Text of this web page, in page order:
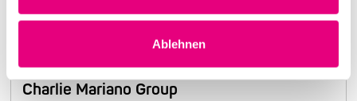
Ablehnen
Learn more
Charlie Mariano Group